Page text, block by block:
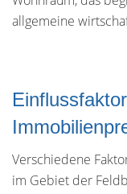
allgemeine
Verschiedene
im Gebiet der